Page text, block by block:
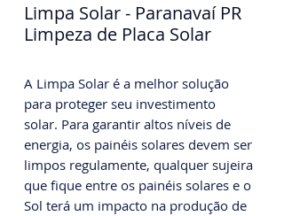
Limpa Solar - Paranavaí PR
Limpeza de Placa Solar
A Limpa Solar é a melhor solução
para proteger seu investimento
solar. Para garantir altos níveis de
energia, os painéis solares devem ser
limpos regulamente, qualquer sujeira
que fique entre os painéis solares e o
Sol terá um impacto na produção de